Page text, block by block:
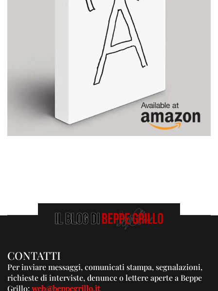
CONTATTI
Per inviare messaggi, comunicati stampa, segnalazioni,
richieste di interviste, denunce o lettere aperte a Beppe
Grillo:web@beppegrillo.it